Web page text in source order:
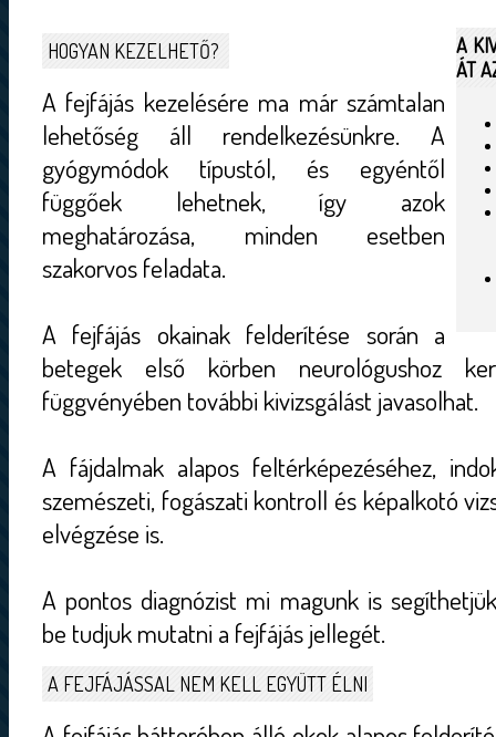
HOGYAN KEZELHETŐ?
A
ÁT
A fejfájás kezelésére ma már számtalan
lehetőség áll rendelkezésünkre. A
gyógymódok típustól, és egyéntől
függőek lehetnek, így azok
meghatározása, minden esetben
szakorvos feladata.
A fejfájás okainak felderítése során a
betegek első körben neurológushoz
függvényében további kivizsgálást javasolhat.
A fájdalmak alapos feltérképezéséhez,
szemészeti, fogászati kontroll és képalkotó
elvégzése is.
A pontos diagnózist mi magunk is
be tudjuk mutatni a fejfájás jellegét.
A FEJFÁJÁSSAL NEM KELL EGYÜTT ÉLNI